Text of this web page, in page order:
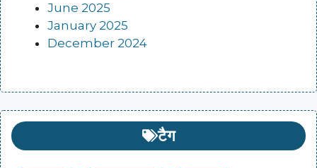
June 2025
January 2025
December 2024
टैग